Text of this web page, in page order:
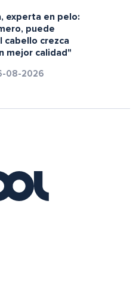
experta en pelo:
puede
cabello crezca
mejor calidad"
08-2026